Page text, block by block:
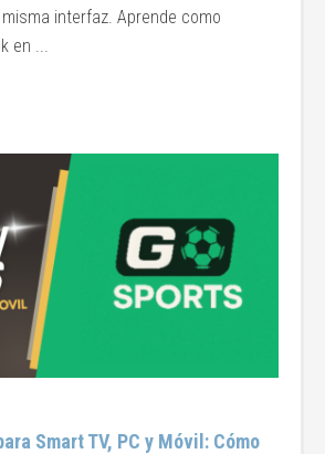
interfaz. Aprende como
en ...
Smart TV, PC y Móvil: Cómo